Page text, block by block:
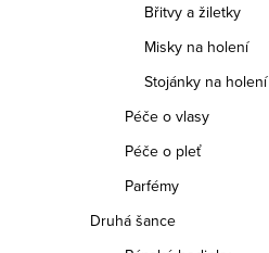
Břitvy a žiletky
Misky na holení
Stojánky na holení
Péče o vlasy
Péče o pleť
Parfémy
Druhá šance